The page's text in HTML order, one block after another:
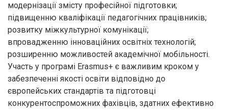
модернізації змісту професійної підготовки;
підвищенню кваліфікації педагогічних працівників;
розвитку міжкультурної комунікації;
впровадженню інноваційних освітніх технологій;
розширенню можливостей академічної мобільності.
Участь у програмі Erasmus+ є важливим кроком у
забезпеченні якості освіти відповідно до
європейських стандартів та підготовці
конкурентоспроможних фахівців, здатних ефективно